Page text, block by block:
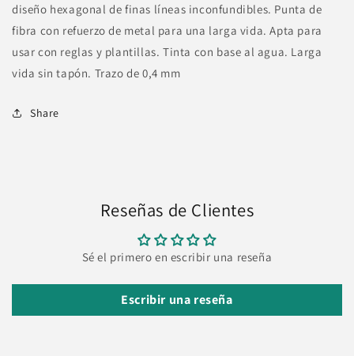
diseño hexagonal de finas líneas inconfundibles. Punta de
fibra con refuerzo de metal para una larga vida. Apta para
usar con reglas y plantillas. Tinta con base al agua. Larga
vida sin tapón. Trazo de 0,4 mm
Share
Reseñas de Clientes
Sé el primero en escribir una reseña
Escribir una reseña